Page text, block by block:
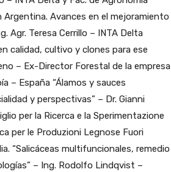
Argentina. Avances en el mejoramiento
Agr. Teresa Cerrillo – INTA Delta
calidad, cultivo y clones para ese
– Ex-Director Forestal de la empresa
– España “Álamos y sauces
y perspectivas” – Dr. Gianni
per la Ricerca e la Sperimentazione
per le Produzioni Legnose Fuori
“Salicáceas multifuncionales, remedio
– Ing. Rodolfo Lindqvist –